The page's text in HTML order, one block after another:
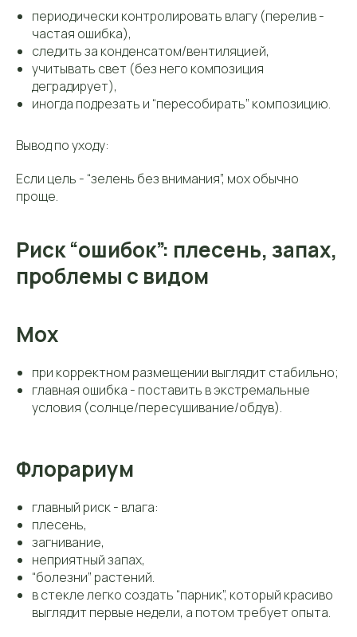
периодически контролировать влагу (перелив -
частая ошибка),
следить за конденсатом/вентиляцией,
учитывать свет (без него композиция
деградирует),
иногда подрезать и “пересобирать” композицию.
Вывод по уходу:
Если цель - “зелень без внимания”, мох обычно
проще.
Риск “ошибок”: плесень, запах,
проблемы с видом
Мох
при корректном размещении выглядит стабильно;
главная ошибка - поставить в экстремальные
условия (солнце/пересушивание/обдув).
Флорариум
главный риск - влага:
плесень,
загнивание,
неприятный запах,
“болезни” растений.
в стекле легко создать “парник”, который красиво
выглядит первые недели, а потом требует опыта.